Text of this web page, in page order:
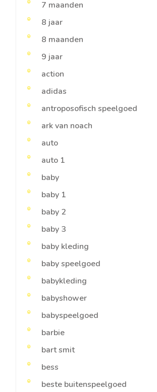
7 maanden
8 jaar
8 maanden
9 jaar
action
adidas
antroposofisch speelgoed
ark van noach
auto
auto 1
baby
baby 1
baby 2
baby 3
baby kleding
baby speelgoed
babykleding
babyshower
babyspeelgoed
barbie
bart smit
bess
beste buitenspeelgoed